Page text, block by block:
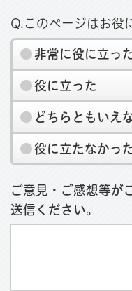
Q.このページはお役
非常に役に立っ
役に立った
どちらともいえ
役に立たなかっ
ご意見・ご感想等が
送信ください。